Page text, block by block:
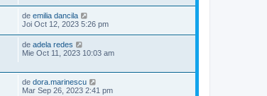
de emilia dancila
Joi Oct 12, 2023 5:26 pm
de adela redes
Mie Oct 11, 2023 10:03 am
de dora.marinescu
Mar Sep 26, 2023 2:41 pm